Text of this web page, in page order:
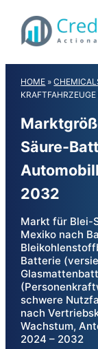
content
HOME »
Säure-
2032
Markt für Blei-
Mexiko nach
Batterie
schwere
nach
Wachstum,
2024 – 2032